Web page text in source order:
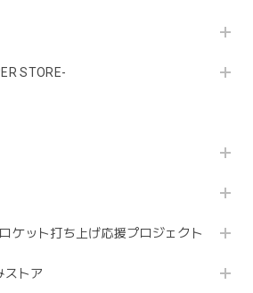
STORE-
ケット打ち上げ応援プロジェクト
ストア